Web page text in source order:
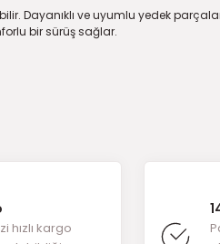
Dayanıklı ve uyumlu yedek
bir sürüş sağlar.
hızlı kargo